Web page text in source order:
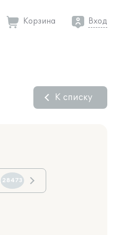
Корзина Вход
К списку
28473